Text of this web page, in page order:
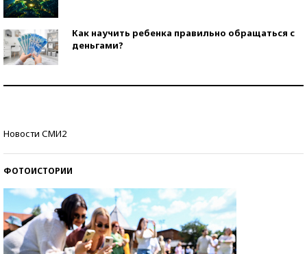
Как научить ребенка правильно обращаться с
деньгами?
Новости СМИ2
ФОТОИСТОРИИ